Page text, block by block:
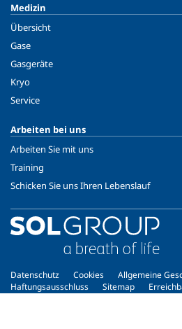
Medizin
Übersicht
Gase
Gasgeräte
Kryo
Service
Arbeiten bei uns
Arbeiten Sie mit uns
Training
Schicken Sie uns Ihren Lebenslauf
Datenschutz Cookies
Allgemeine
Haftungsausschluss
Sitemap